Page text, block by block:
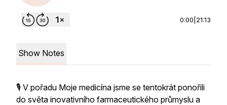
0:00 21:13
Show Notes
🎙️ V pořadu Moje medicína jsme se tentokrát ponořili
do světa inovativního farmaceutického průmyslu a